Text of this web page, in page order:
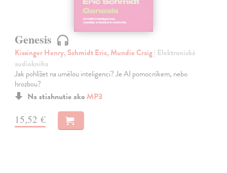
Genesis
Kissinger Henry, Schmidt Eric, Mundie Craig| Elektronická
audiokniha
Jak pohlížet na umělou inteligenci? Je AI pomocníkem, nebo
hrozbou?
Na stiahnutie ako MP3
15,52 €